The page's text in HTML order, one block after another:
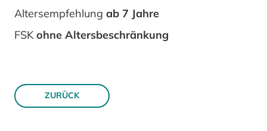
Altersempfehlung ab 7 Jahre
FSK ohne Altersbeschränkung
ZURÜCK